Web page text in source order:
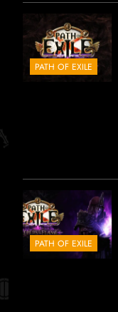
PATH OF EXILE
PATH OF EXILE